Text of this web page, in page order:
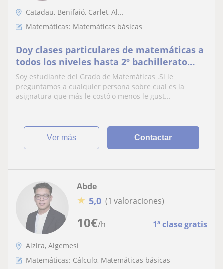
Catadau, Benifaió, Carlet, Al...
Matemáticas: Matemáticas básicas
Doy clases particulares de matemáticas a
todos los niveles hasta 2º bachillerato
(incluida rama científica)
Soy estudiante del Grado de Matemáticas .Si le
preguntamos a cualquier persona sobre cual es la
asignatura que más le costó o menos le gust...
ver más Contactar
10€/h 1ª clase gratis
Abde
★ 5,0 (1 valoraciones)
Alzira, Algemesí
Matemáticas: Cálculo, Matemáticas básicas